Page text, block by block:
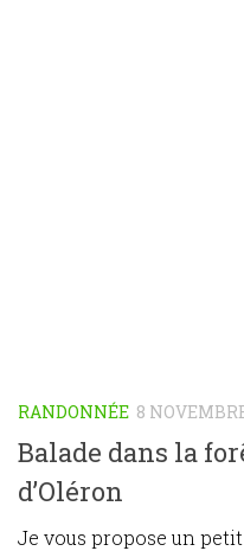
RANDONNÉE 8
Balade dans la
d’Oléron
Je vous propose un